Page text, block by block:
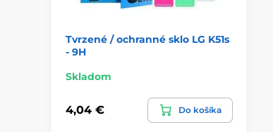
Tvrzené / ochranné sklo LG K51s
- 9H
Skladom
4,04 € Do košíka